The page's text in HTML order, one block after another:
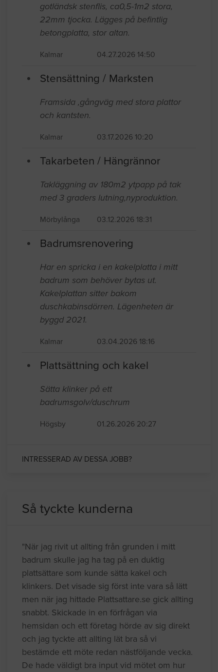
gotländsk stenflis, ca0,5-1m2 stora,
22mm tjocka. Lägges på befintlig
betongplatta, stor altan.
Kalmar 04.27.2026 14:50
Stensättning / Marksten
Framsida ,gångväg med stora plattor
och kantsten.
Kalmar 03.17.2026 10:20
Takarbeten / Hängrännor
Takläggning av 180m2 ytpapp på tak
med 3 graders lutning,nyproduktion.
Mörbylånga 03.12.2026 18:31
Badrumsrenovering
Har en spricka i en kakelplatta i mitt
badrum som behöver bytas ut.
Kakelplattan sitter bakom
duschkabinsdörren. Lägenheten är
byggd 2021.
Kalmar 03.04.2026 18:16
Plattsättning och kakel
Sätta klinker på ett
badrumsgolv/duschrum
Högsby 01.26.2026 20:27
INTRESSERAD AV DESSA JOBB?
Så tyckte kunderna
"När jag rivit ut allting från grunden i mitt
badrum skulle jag ha tag på en duktig
plattsättare som kunde sätta kakel och
klinkers. Det visade sig först inte vara så lätt
men när jag hittade Plattsattare.se gick allting
snabbt. Skickade in en förfrågan via
hemsidan och ett företag hörde av sig direkt
och jag tyckte att allting lät bra så vi
bestämde ett möte redan nästföljande vecka.
De hade väldigt bra input vid mötet om hur